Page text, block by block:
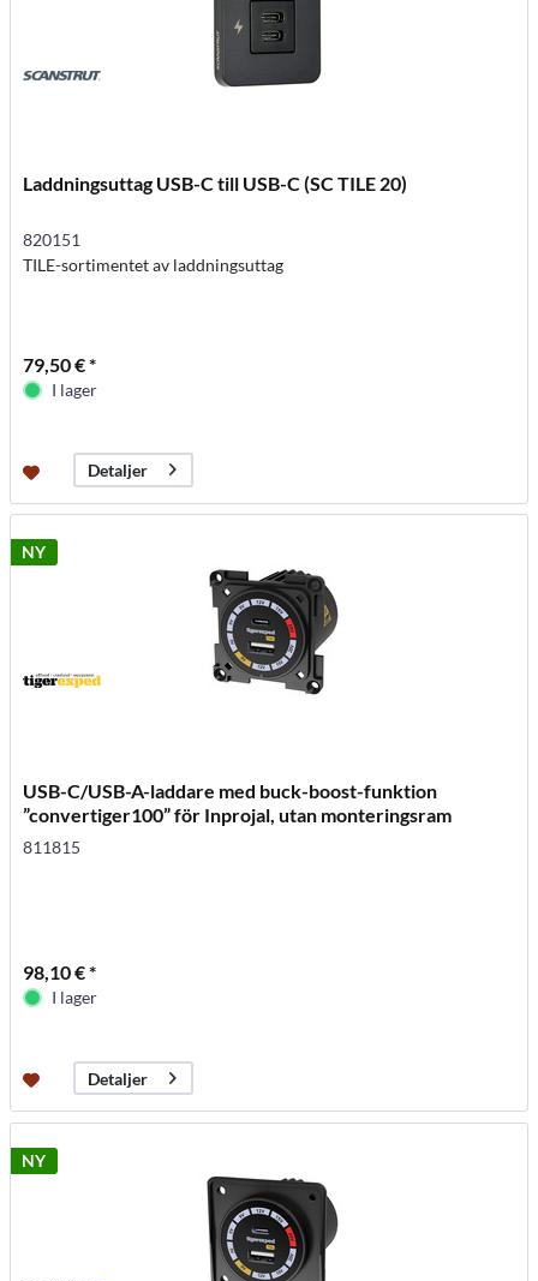
Laddningsuttag USB-C till USB-C (SC TILE 20)
820151
TILE-sortimentet av laddningsuttag
79,50 € *
I lager
Detaljer
NY
USB-C/USB-A-laddare med buck-boost-funktion
”convertiger100” för Inprojal, utan monteringsram
811815
98,10 € *
I lager
Detaljer
NY